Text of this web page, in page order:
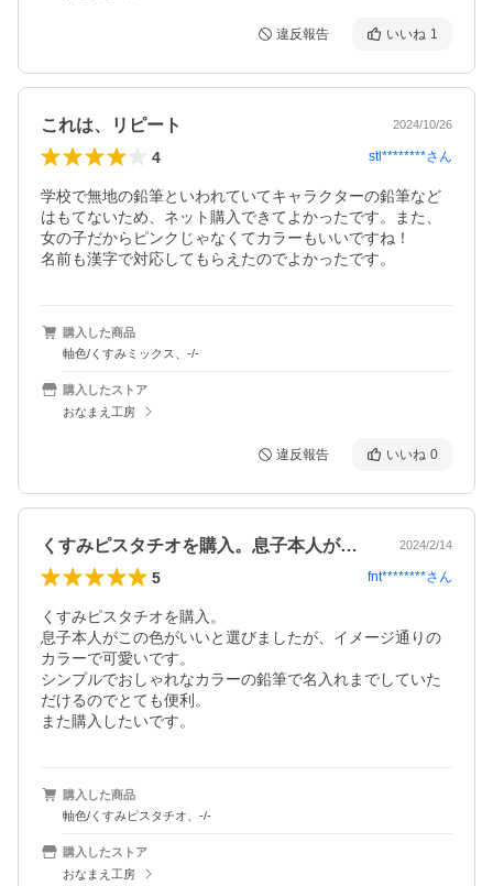
違反報告 いいね 1
これは、リピート 2024/10/26
4 stl********さん
学校で無地の鉛筆といわれていてキャラクターの鉛筆など
はもてないため、ネット購入できてよかったです。また、
女の子だからピンクじゃなくてカラーもいいですね！
名前も漢字で対応してもらえたのでよかったです。
購入した商品
軸色/くすみミックス、-/-
購入したストア
おなまえ工房
違反報告 いいね 0
くすみピスタチオを購入。息子本人がこの… 2024/2/14
5 fnt********さん
くすみピスタチオを購入。
息子本人がこの色がいいと選びましたが、イメージ通りの
カラーで可愛いです。
シンプルでおしゃれなカラーの鉛筆で名入れまでしていた
だけるのでとても便利。
また購入したいです。
購入した商品
軸色/くすみピスタチオ、-/-
購入したストア
おなまえ工房